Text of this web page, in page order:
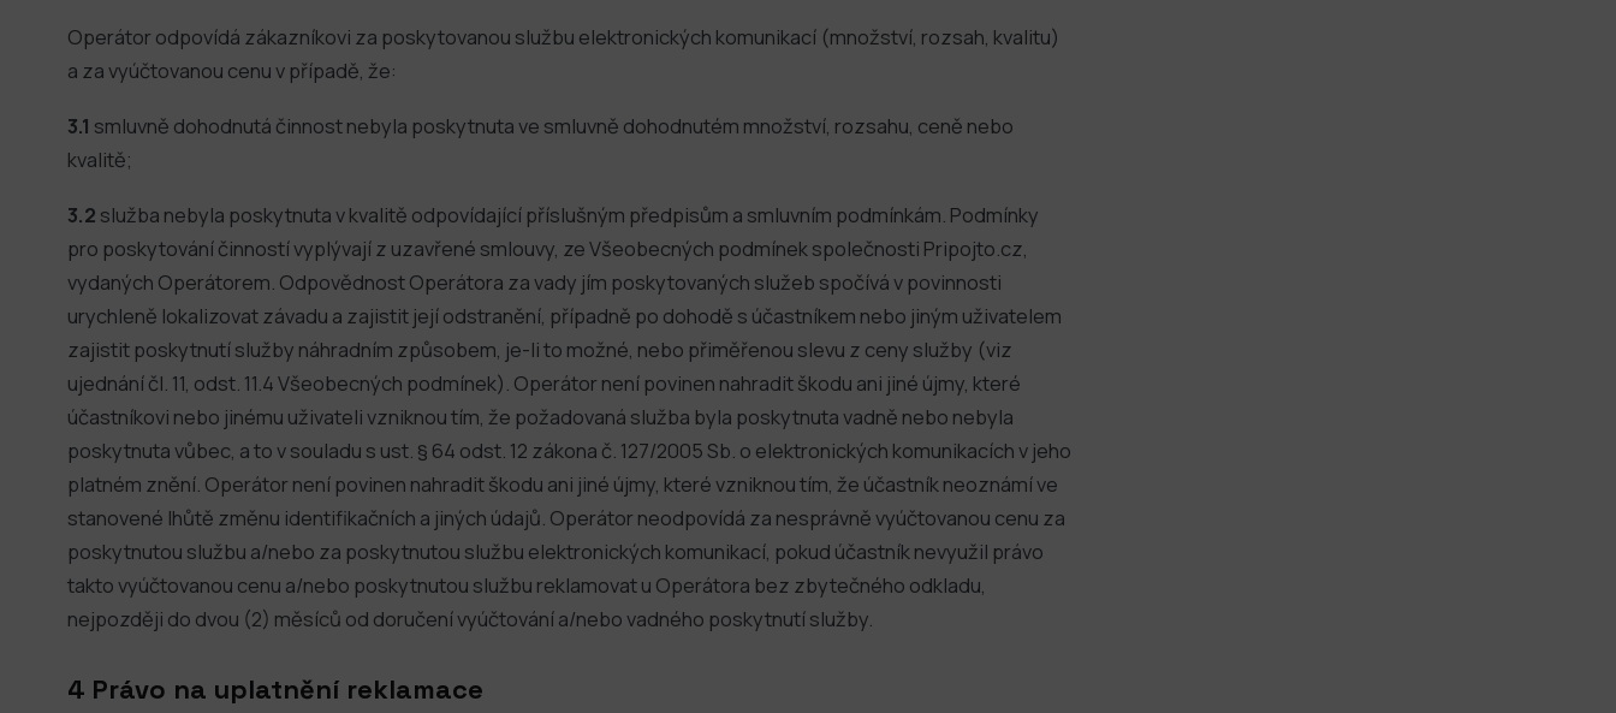
Operátor odpovídá zákazníkovi za poskytovanou službu elektronických komunikací (množství, rozsah, kvalitu)
a za vyúčtovanou cenu v případě, že:
3.1 smluvně dohodnutá činnost nebyla poskytnuta ve smluvně dohodnutém množství, rozsahu, ceně nebo
kvalitě;
3.2 služba nebyla poskytnuta v kvalitě odpovídající příslušným předpisům a smluvním podmínkám. Podmínky
pro poskytování činností vyplývají z uzavřené smlouvy, ze Všeobecných podmínek společnosti Pripojto.cz,
vydaných Operátorem. Odpovědnost Operátora za vady jím poskytovaných služeb spočívá v povinnosti
urychleně lokalizovat závadu a zajistit její odstranění, případně po dohodě s účastníkem nebo jiným uživatelem
zajistit poskytnutí služby náhradním způsobem, je-li to možné, nebo přiměřenou slevu z ceny služby (viz
ujednání čl. 11, odst. 11.4 Všeobecných podmínek). Operátor není povinen nahradit škodu ani jiné újmy, které
účastníkovi nebo jinému uživateli vzniknou tím, že požadovaná služba byla poskytnuta vadně nebo nebyla
poskytnuta vůbec, a to v souladu s ust. § 64 odst. 12 zákona č. 127/2005 Sb. o elektronických komunikacích v jeho
platném znění. Operátor není povinen nahradit škodu ani jiné újmy, které vzniknou tím, že účastník neoznámí ve
stanovené lhůtě změnu identifikačních a jiných údajů. Operátor neodpovídá za nesprávně vyúčtovanou cenu za
poskytnutou službu a/nebo za poskytnutou službu elektronických komunikací, pokud účastník nevyužil právo
takto vyúčtovanou cenu a/nebo poskytnutou službu reklamovat u Operátora bez zbytečného odkladu,
nejpozději do dvou (2) měsíců od doručení vyúčtování a/nebo vadného poskytnutí služby.
4 Právo na uplatnění reklamace